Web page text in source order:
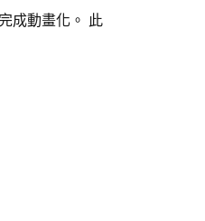
成動畫化。 此